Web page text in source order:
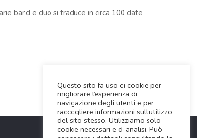
band e duo si traduce in circa 100 date
Questo sito fa uso di cookie per
migliorare l’esperienza di
navigazione degli utenti e per
raccogliere informazioni sull’utilizzo
del sito stesso. Utilizziamo solo
cookie necessari e di analisi. Può